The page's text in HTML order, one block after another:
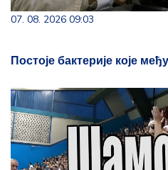
07. 08. 2026 09:03
Постоје бактерије које